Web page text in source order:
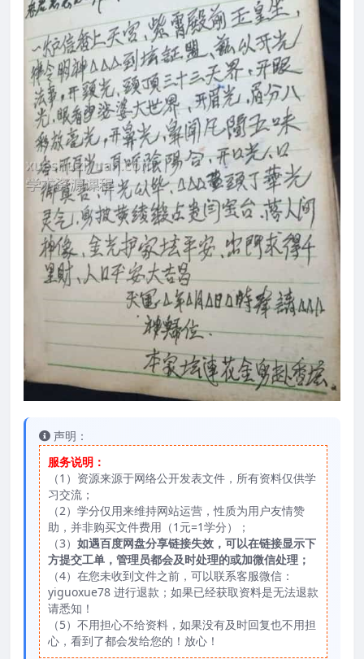
声明：
服务说明：
（1）资源来源于网络公开发表文件，所有资料仅供学
习交流；
（2）学分仅用来维持网站运营，性质为用户友情赞
助，并非购买文件费用（1元=1学分）；
（3） 如遇百度网盘分享链接失效，可以在链接显示下
方提交工单，管理员都会及时处理的或加微信处理；
（4）在您未收到文件之前，可以联系客服微信：
yiguoxue78 进行退款；如果已经获取资料是无法退款
请悉知！
（5）不用担心不给资料，如果没有及时回复也不用担
心，看到了都会发给您的！放心！